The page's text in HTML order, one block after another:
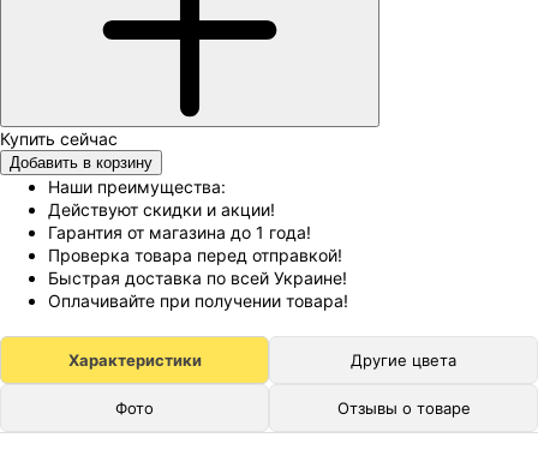
Добавить в корзину
Наши преимущества:
Действуют скидки и акции!
Гарантия от магазина до 1 года!
Проверка товара перед отправкой!
Быстрая доставка по всей Украине!
Оплачивайте при получении товара!
Характеристики Другие цвета
Фото Отзывы о товаре